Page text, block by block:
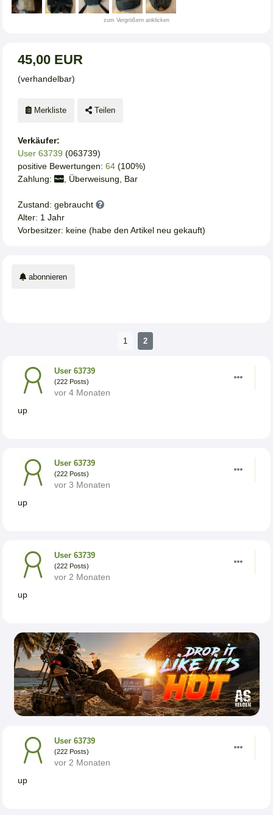
zum Vergrößern anklicken
45,00 EUR
(verhandelbar)
Merkliste Teilen
Verkäufer:
User 63739 (063739)
positive Bewertungen: 64 (100%)
Zahlung:
, Überweisung, Bar
Zustand: gebraucht
Alter: 1 Jahr
Vorbesitzer: keine (habe den Artikel neu gekauft)
abonnieren
1 2
User 63739
(222 Posts)
vor 4 Monaten
up
User 63739
(222 Posts)
vor 3 Monaten
up
User 63739
(222 Posts)
vor 2 Monaten
up
User 63739
(222 Posts)
vor 2 Monaten
up